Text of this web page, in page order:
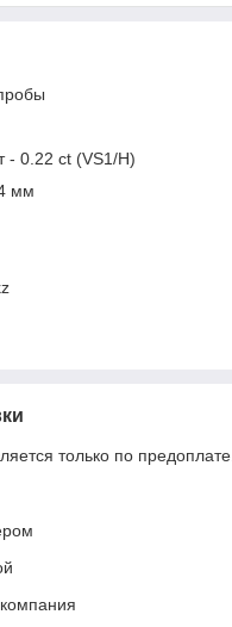
- 0.22 ct (VS1/H)
мм
только по предоплате.